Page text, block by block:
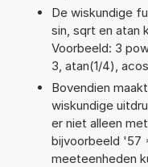
De wiskundige
sin, sqrt en atan
Voorbeeld: 3
3, atan(1/4),
Bovendien
wiskundige
er niet alleen
bijvoorbeeld '57
meeteenheden